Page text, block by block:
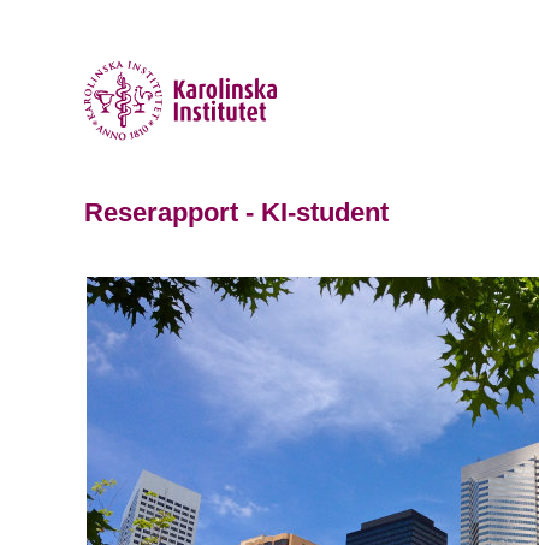
Reserapport - KI-student